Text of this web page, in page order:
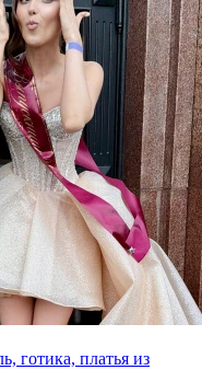
готика, платья из